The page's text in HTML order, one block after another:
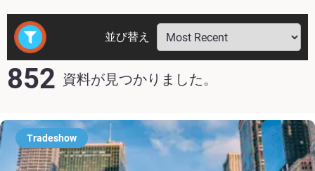
852 資料が見つかりました。
並び替え
Tradeshow